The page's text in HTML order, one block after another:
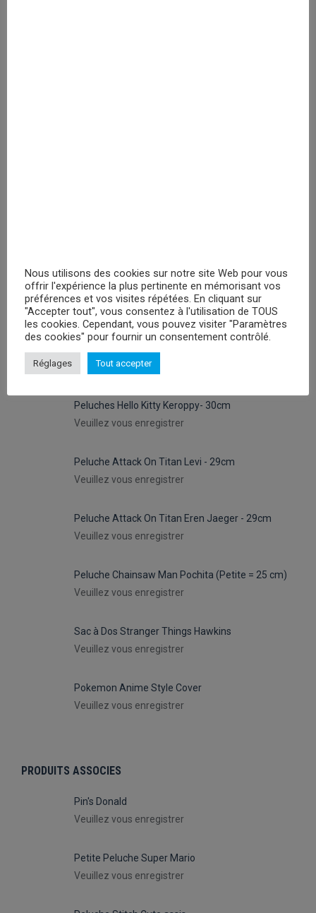
RECHERCHER
PROMOTIONS
Peluches Hello Kitty Keroppy- 30cm
Veuillez vous enregistrer
Peluche Attack On Titan Levi - 29cm
Veuillez vous enregistrer
Peluche Attack On Titan Eren Jaeger - 29cm
Veuillez vous enregistrer
Peluche Chainsaw Man Pochita (Petite = 25 cm)
Veuillez vous enregistrer
Sac à Dos Stranger Things Hawkins
Veuillez vous enregistrer
Pokemon Anime Style Cover
Veuillez vous enregistrer
PRODUITS ASSOCIES
Pin's Donald
Veuillez vous enregistrer
Petite Peluche Super Mario
Veuillez vous enregistrer
Nous utilisons des cookies sur notre site Web pour vous
offrir l'expérience la plus pertinente en mémorisant vos
préférences et vos visites répétées. En cliquant sur
"Accepter tout", vous consentez à l'utilisation de TOUS
les cookies. Cependant, vous pouvez visiter "Paramètres
des cookies" pour fournir un consentement contrôlé.
Réglages Tout accepter